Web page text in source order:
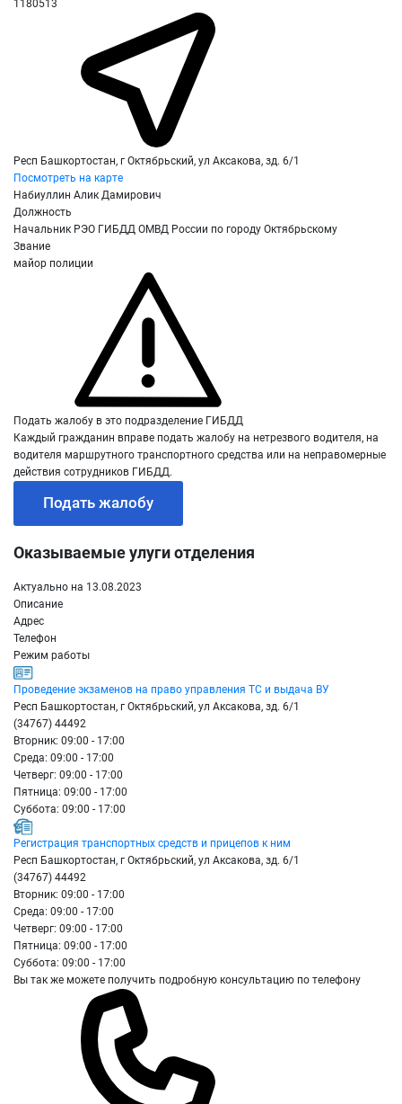
1180513
Респ Башкортостан, г Октябрьский, ул Аксакова, зд. 6/1
Посмотреть на карте
Набиуллин Алик Дамирович
Должность
Начальник РЭО ГИБДД ОМВД России по городу Октябрьскому
Звание
майор полиции
Подать жалобу в это подразделение ГИБДД
Каждый гражданин вправе подать жалобу на нетрезвого водителя, на
водителя маршрутного транспортного средства или на неправомерные
действия сотрудников ГИБДД.
Подать жалобу
Оказываемые улуги отделения
Актуально на 13.08.2023
Описание
Адрес
Телефон
Режим работы
Проведение экзаменов на право управления ТС и выдача ВУ
Респ Башкортостан, г Октябрьский, ул Аксакова, зд. 6/1
(34767) 44492
Вторник: 09:00 - 17:00
Среда: 09:00 - 17:00
Четверг: 09:00 - 17:00
Пятница: 09:00 - 17:00
Суббота: 09:00 - 17:00
Регистрация транспортных средств и прицепов к ним
Респ Башкортостан, г Октябрьский, ул Аксакова, зд. 6/1
(34767) 44492
Вторник: 09:00 - 17:00
Среда: 09:00 - 17:00
Четверг: 09:00 - 17:00
Пятница: 09:00 - 17:00
Суббота: 09:00 - 17:00
Вы так же можете получить подробную консультацию по телефону